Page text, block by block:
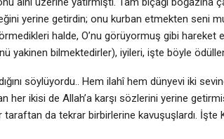
yerine getirdin; onu kurban etmekten seni
halde, O’nu görüyormuş gibi hareket
yakinen bilmektedirler), iyileri, işte böyle
söylüyordu.. Hem ilahî hem dünyevi iki
her ikisi de Allah’a karşı sözlerini yerine
da tekrar birbirlerine kavuşuşlardı. İşte